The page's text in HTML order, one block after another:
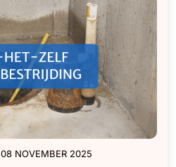
08 NOVEMBER 2025